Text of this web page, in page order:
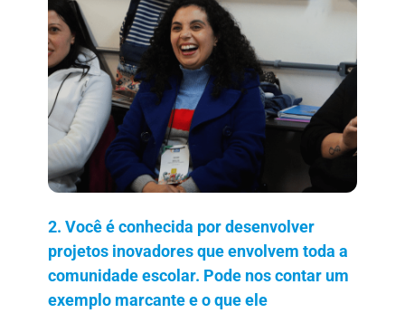
2. Você é conhecida por desenvolver
projetos inovadores que envolvem toda a
comunidade escolar. Pode nos contar um
exemplo marcante e o que ele